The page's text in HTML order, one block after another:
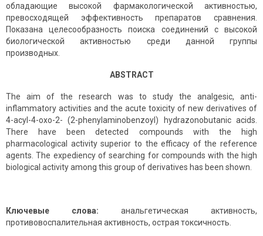
обладающие высокой фармакологической активностью,
превосходящей эффективность препаратов сравнения.
Показана целесообразность поиска соединений с высокой
биологической активностью среди данной группы
производных.
ABSTRACT
The aim of the research was to study the analgesic, anti-
inflammatory activities and the acute toxicity of new derivatives of
4-acyl-4-oxo-2- (2-phenylaminobenzoyl) hydrazonobutanic acids.
There have been detected compounds with the high
pharmacological activity superior to the efficacy of the reference
agents. The expediency of searching for compounds with the high
biological activity among this group of derivatives has been shown.
Ключевые слова: анальгетическая активность,
противовоспалительная активность, острая токсичность.